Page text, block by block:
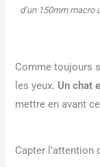
d’un 150mm macro
Comme toujours
les yeux. Un chat
mettre en avant
Capter l’attention